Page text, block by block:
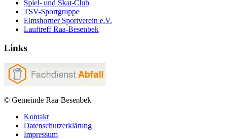
Spiel- und Skat-Club
TSV-Sportgruppe
Elmshorner Sportverein e.V.
Lauftreff Raa-Besenbek
Links
© Gemeinde Raa-Besenbek
Kontakt
Datenschutzerklärung
Impressum